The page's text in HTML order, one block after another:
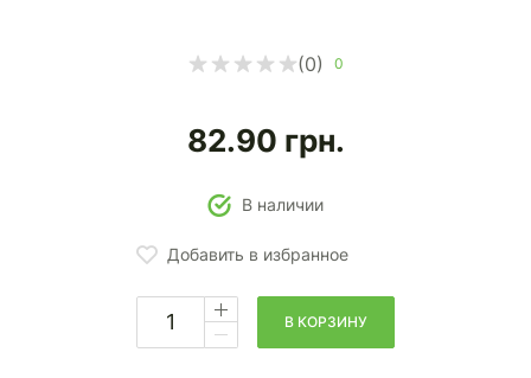
(0) 0
82.90 грн.
В наличии
Добавить в избранное
В КОРЗИНУ